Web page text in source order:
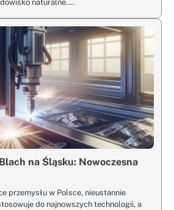
naturalne.…
na Śląsku: Nowoczesna
przemysłu w Polsce, nieustannie
do najnowszych technologii, a